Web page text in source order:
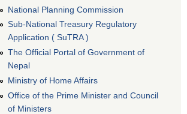
National Planning Commission
Sub-National Treasury Regulatory
Application ( SuTRA )
The Official Portal of Government of
Nepal
Ministry of Home Affairs
Office of the Prime Minister and Council
of Ministers